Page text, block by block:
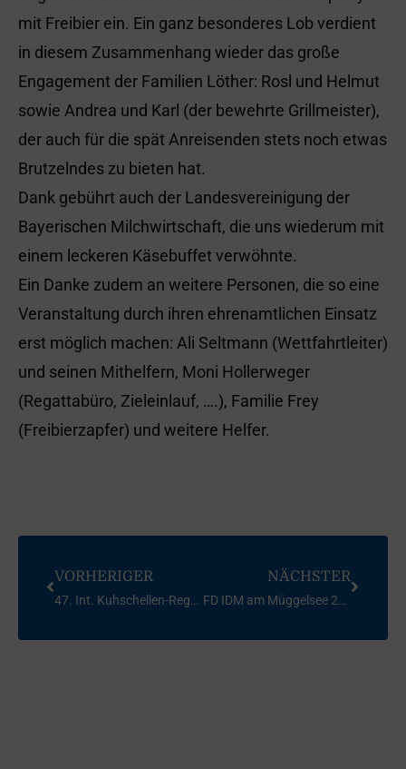
mit Freibier ein. Ein ganz besonderes Lob verdient
in diesem Zusammenhang wieder das große
Engagement der Familien Löther: Rosl und Helmut
sowie Andrea und Karl (der bewehrte Grillmeister),
der auch für die spät Anreisenden stets noch etwas
Brutzelndes zu bieten hat.
Dank gebührt auch der Landesvereinigung der
Bayerischen Milchwirtschaft, die uns wiederum mit
einem leckeren Käsebuffet verwöhnte.
Ein Danke zudem an weitere Personen, die so eine
Veranstaltung durch ihren ehrenamtlichen Einsatz
erst möglich machen: Ali Seltmann (Wettfahrtleiter)
und seinen Mithelfern, Moni Hollerweger
(Regattabüro, Zieleinlauf, ….), Familie Frey
(Freibierzapfer) und weitere Helfer.
VORHERIGER
47. Int. Kuhschellen-Regatta Korsar – 2012
NÄCHSTER
FD IDM am Müggelsee 2012